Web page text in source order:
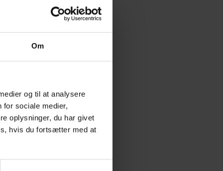
Om
og til at analysere
for sociale medier,
oplysninger, du har givet
hvis du fortsætter med at